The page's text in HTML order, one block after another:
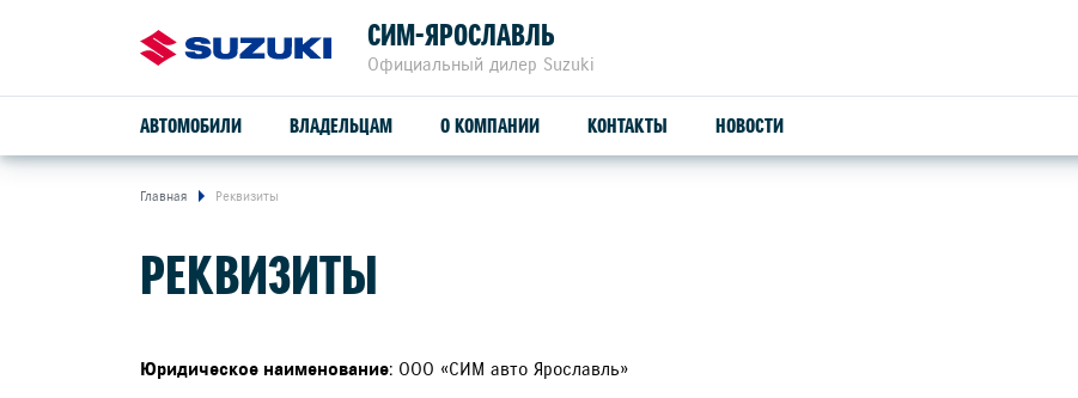
СИМ-ЯРОСЛАВЛЬ
Официальный дилер Suzuki
АВТОМОБИЛИ
SUZUKI VITARA
ВЛАДЕЛЬЦАМ
ОБСЛУЖИВАНИЕ И РЕМОНТ
СЕРВИСНОЕ ОБСЛУЖИВАНИЕ ПРОДУКЦИЯ SUZUTEC
О КОМПАНИИ КОНТАКТЫ НОВОСТИ
Главная Реквизиты
РЕКВИЗИТЫ
Юридическое наименование: ООО «СИМ авто Ярославль»